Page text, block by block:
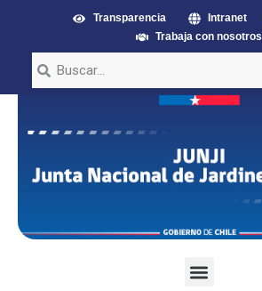
Transparencia Intranet
Trabaja con nosotros